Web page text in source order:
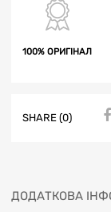
100% ОРИГІНАЛ
SHARE (0)
ДОДАТКОВА